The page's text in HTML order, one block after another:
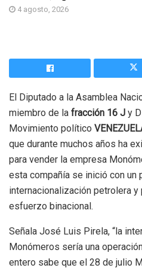
4 agosto, 2026
El Diputado a la Asamblea
miembro de la fracción 16 J y
Movimiento político
que durante muchos años ha
para vender la empresa
esta compañía se inició con un
internacionalización petrolera y
esfuerzo binacional.
Señala José Luis Pirela, “la
Monómeros sería una
entero sabe que el 28 de julio